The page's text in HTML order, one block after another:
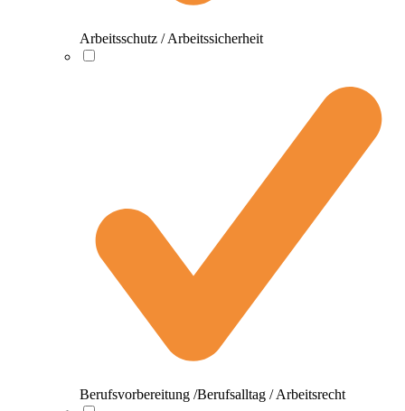
Arbeitsschutz / Arbeitssicherheit
Berufsvorbereitung /Berufsalltag / Arbeitsrecht